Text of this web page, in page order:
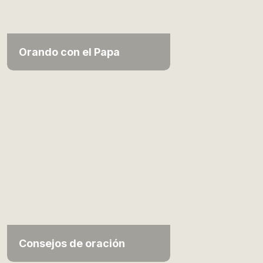
Orando con el Papa
Consejos de oración